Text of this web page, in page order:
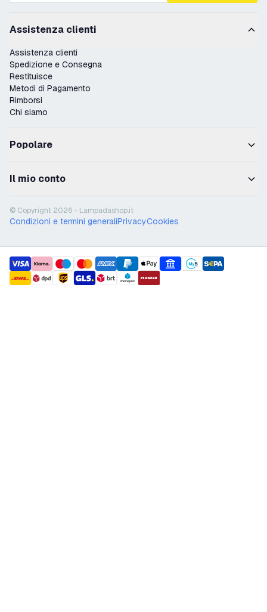
Assistenza clienti
Assistenza clienti
Spedizione e Consegna
Restituisce
Metodi di Pagamento
Rimborsi
Chi siamo
Popolare
Il mio conto
© Copyright 2026 - Lampadashop.it
Condizioni e termini generaliPrivacyCookies
payment methods
shipment methods